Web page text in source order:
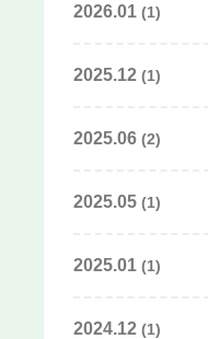
2026.01(1)
2025.12(1)
2025.06(2)
2025.05(1)
2025.01(1)
2024.12(1)